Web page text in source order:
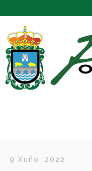
9 Xuño, 2022